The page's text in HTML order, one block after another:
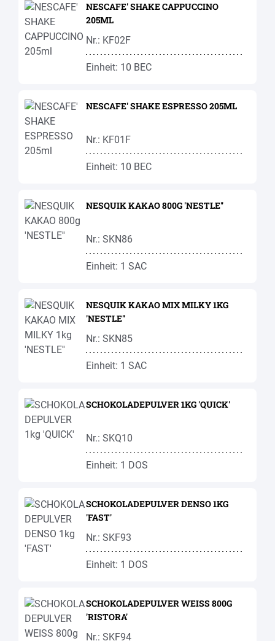
NESCAFE' SHAKE CAPPUCCINO
205ML
Nr.: KF02F
Einheit: 10 BEC
NESCAFE' SHAKE ESPRESSO 205ML
Nr.: KF01F
Einheit: 10 BEC
NESQUIK KAKAO 800G 'NESTLE''
Nr.: SKN86
Einheit: 1 SAC
NESQUIK KAKAO MIX MILKY 1KG
'NESTLE''
Nr.: SKN85
Einheit: 1 SAC
SCHOKOLADEPULVER 1KG 'QUICK'
Nr.: SKQ10
Einheit: 1 DOS
SCHOKOLADEPULVER DENSO 1KG
'FAST'
Nr.: SKF93
Einheit: 1 DOS
SCHOKOLADEPULVER WEISS 800G
'RISTORA'
Nr.: SKF94